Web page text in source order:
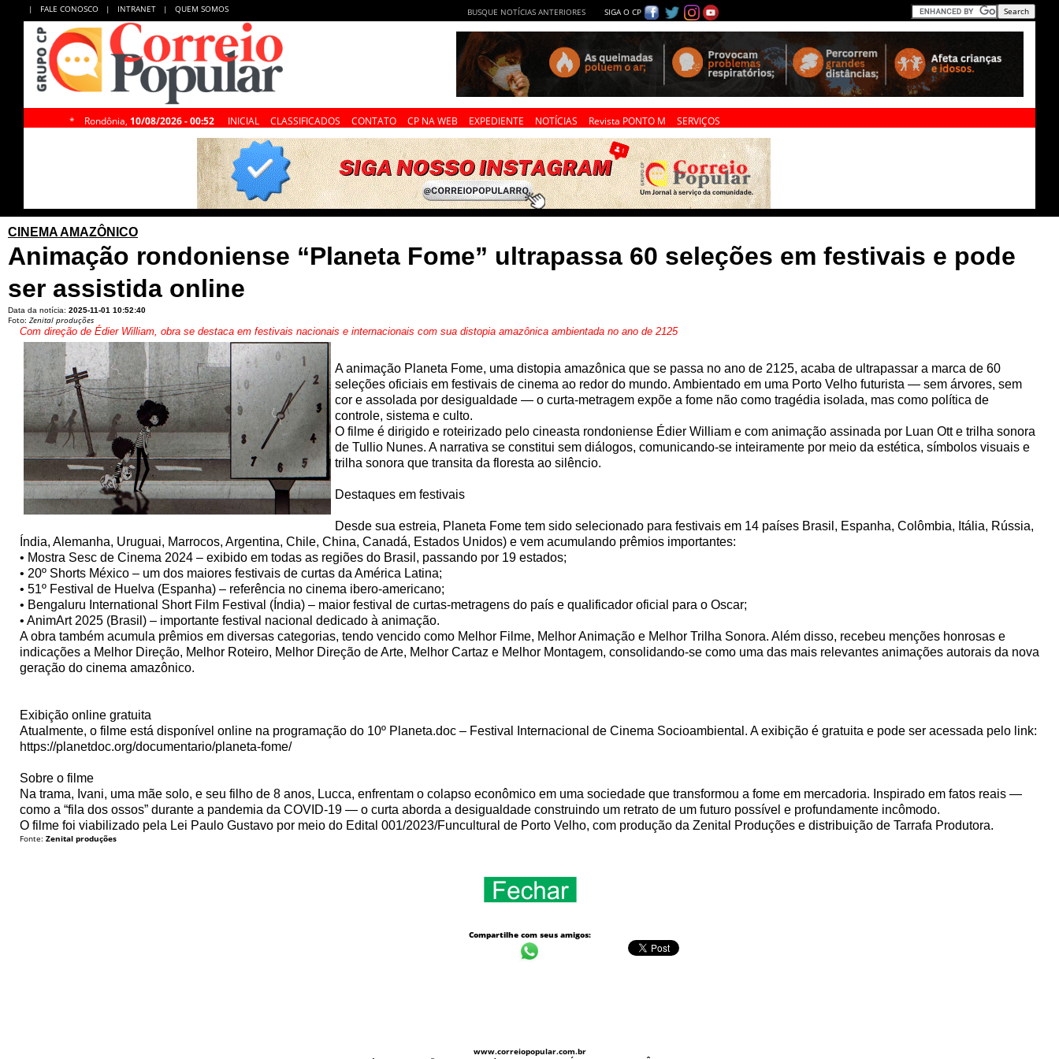
| FALE CONOSCO | INTRANET | QUEM SOMOS BUSQUE NOTÍCIAS ANTERIORES SIGA O CP
* Rondônia, 10/08/2026 - 00:52 INICIAL CLASSIFICADOS CONTATO CP NA WEB EXPEDIENTE NOTÍCIAS Revista PONTO M SERVIÇOS
CINEMA AMAZÔNICO
Animação rondoniense “Planeta Fome” ultrapassa 60 seleções em festivais e pode
ser assistida online
Data da notícia: 2025-11-01 10:52:40
Foto: Zenital produções
Com direção de Édier William, obra se destaca em festivais nacionais e internacionais com sua distopia amazônica ambientada no ano de 2125
A animação Planeta Fome, uma distopia amazônica que se passa no ano de 2125, acaba de ultrapassar a marca de 60
seleções oficiais em festivais de cinema ao redor do mundo. Ambientado em uma Porto Velho futurista — sem árvores, sem
cor e assolada por desigualdade — o curta-metragem expõe a fome não como tragédia isolada, mas como política de
controle, sistema e culto.
O filme é dirigido e roteirizado pelo cineasta rondoniense Édier William e com animação assinada por Luan Ott e trilha sonora
de Tullio Nunes. A narrativa se constitui sem diálogos, comunicando-se inteiramente por meio da estética, símbolos visuais e
trilha sonora que transita da floresta ao silêncio.
Destaques em festivais
Desde sua estreia, Planeta Fome tem sido selecionado para festivais em 14 países Brasil, Espanha, Colômbia, Itália, Rússia,
Índia, Alemanha, Uruguai, Marrocos, Argentina, Chile, China, Canadá, Estados Unidos) e vem acumulando prêmios importantes:
• Mostra Sesc de Cinema 2024 – exibido em todas as regiões do Brasil, passando por 19 estados;
• 20º Shorts México – um dos maiores festivais de curtas da América Latina;
• 51º Festival de Huelva (Espanha) – referência no cinema ibero-americano;
• Bengaluru International Short Film Festival (Índia) – maior festival de curtas-metragens do país e qualificador oficial para o Oscar;
• AnimArt 2025 (Brasil) – importante festival nacional dedicado à animação.
A obra também acumula prêmios em diversas categorias, tendo vencido como Melhor Filme, Melhor Animação e Melhor Trilha Sonora. Além disso, recebeu menções honrosas e
indicações a Melhor Direção, Melhor Roteiro, Melhor Direção de Arte, Melhor Cartaz e Melhor Montagem, consolidando-se como uma das mais relevantes animações autorais da nova
geração do cinema amazônico.
Exibição online gratuita
Atualmente, o filme está disponível online na programação do 10º Planeta.doc – Festival Internacional de Cinema Socioambiental. A exibição é gratuita e pode ser acessada pelo link:
https://planetdoc.org/documentario/planeta-fome/
Sobre o filme
Na trama, Ivani, uma mãe solo, e seu filho de 8 anos, Lucca, enfrentam o colapso econômico em uma sociedade que transformou a fome em mercadoria. Inspirado em fatos reais —
como a “fila dos ossos” durante a pandemia da COVID-19 — o curta aborda a desigualdade construindo um retrato de um futuro possível e profundamente incômodo.
O filme foi viabilizado pela Lei Paulo Gustavo por meio do Edital 001/2023/Funcultural de Porto Velho, com produção da Zenital Produções e distribuição de Tarrafa Produtora.
Fonte: Zenital produções
Compartilhe com seus amigos:
www.correiopopular.com.br